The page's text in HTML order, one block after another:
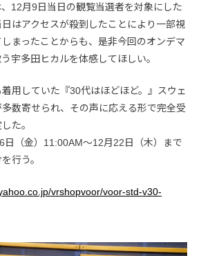
12月9日当日の観覧当選者を対象にした
はアクセスが殺到したことにより一部視
まったことからも、是非今回のオンデマ
宇多田ヒカルを体感してほしい。
用していた『30代はほどほど。』スウェ
数寄せられ、その声に応える形で完全受
た。
日（金）11:00AM～12月22日（木）まで
行う。
vrshopvoor/voor-std-v30-